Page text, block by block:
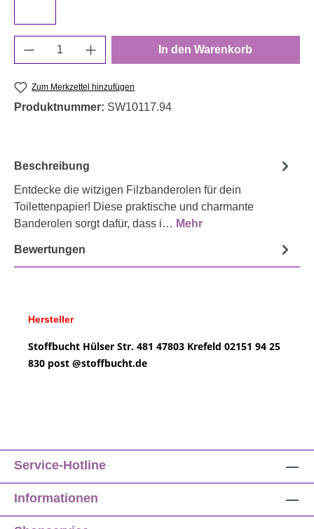
Produkt Anzahl: Gib den gewünschten
In den Warenkorb
Zum Merkzettel hinzufügen
Produktnummer: SW10117.94
Beschreibung
Entdecke die witzigen Filzbanderolen für dein
Toilettenpapier! Diese praktische und charmante
Banderolen sorgt dafür, dass i… Mehr
Bewertungen
Hersteller
Stoffbucht Hülser Str. 481 47803 Krefeld 02151 94 25
830 post @stoffbucht.de
Service-Hotline
Informationen